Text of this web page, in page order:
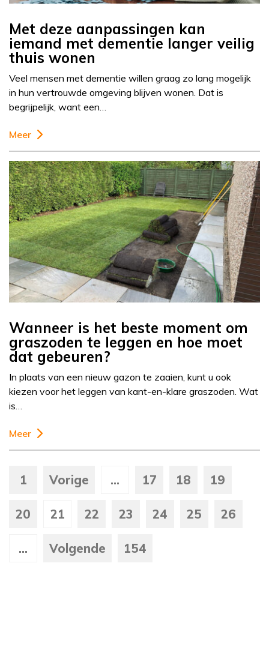
Met deze aanpassingen kan
iemand met dementie langer veilig
thuis wonen
Veel mensen met dementie willen graag zo lang mogelijk
in hun vertrouwde omgeving blijven wonen. Dat is
begrijpelijk, want een…
Meer
Wanneer is het beste moment om
graszoden te leggen en hoe moet
dat gebeuren?
In plaats van een nieuw gazon te zaaien, kunt u ook
kiezen voor het leggen van kant-en-klare graszoden. Wat
is…
Meer
1 Vorige ... 17 18 19
20 21 22 23 24 25 26
... Volgende 154